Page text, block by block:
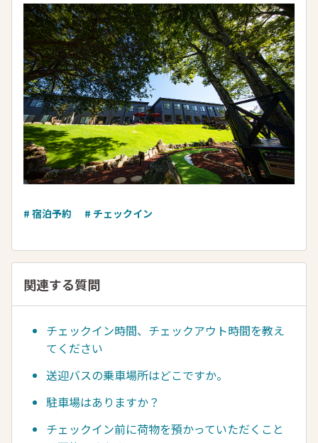
# 宿泊予約 # チェックイン
関連する質問
チェックイン時間、チェックアウト時間を教え
てください
送迎バスの乗車場所はどこですか。
駐車場はありますか？
チェックイン前に荷物を預かっていただくこと